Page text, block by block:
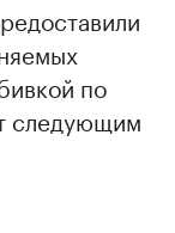
по
следующим